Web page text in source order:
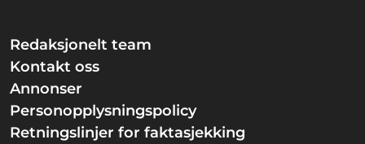
Redaksjonelt team
Kontakt oss
Annonser
Personopplysningspolicy
Retningslinjer for faktasjekking